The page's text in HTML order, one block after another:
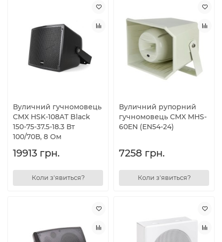
Вуличний гучномовець
CMX HSK-108AT Black
150-75-37.5-18.3 Вт
100/70В, 8 Ом
19913 грн.
Коли з'явиться?
Вуличний рупорний
гучномовець CMX MHS-
60EN (EN54-24)
7258 грн.
Коли з'явиться?